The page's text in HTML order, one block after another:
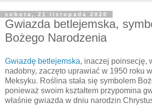
sobota, 21 listopada 2020
Gwiazda betlejemska,
Bożego Narodzenia
Gwiazdę betlejemska, inaczej poinsecję,
nadobny, zaczęto uprawiać w 1950 roku w
Meksyku. Roślina stała się symbolem
ponieważ swoim kształtem przypomina
właśnie gwiazda w dniu narodzin